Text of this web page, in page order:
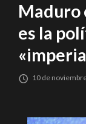
Maduro
es la
10 de